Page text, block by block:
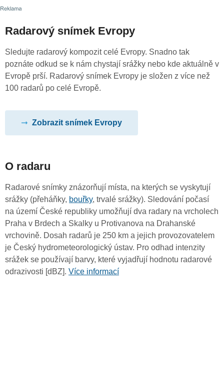
Radarový snímek Evropy
Sledujte radarový kompozit celé Evropy. Snadno tak
poznáte odkud se k nám chystají srážky nebo kde aktuálně v
Evropě prší. Radarový snímek Evropy je složen z více než
100 radarů po celé Evropě.
Zobrazit snímek Evropy
O radaru
Radarové snímky znázorňují místa, na kterých se vyskytují
srážky (přeháňky, bouřky, trvalé srážky). Sledování počasí
na území České republiky umožňují dva radary na vrcholech
Praha v Brdech a Skalky u Protivanova na Drahanské
vrchovině. Dosah radarů je 250 km a jejich provozovatelem
je Český hydrometeorologický ústav. Pro odhad intenzity
srážek se používají barvy, které vyjadřují hodnotu radarové
odrazivosti [dBZ]. Více informací